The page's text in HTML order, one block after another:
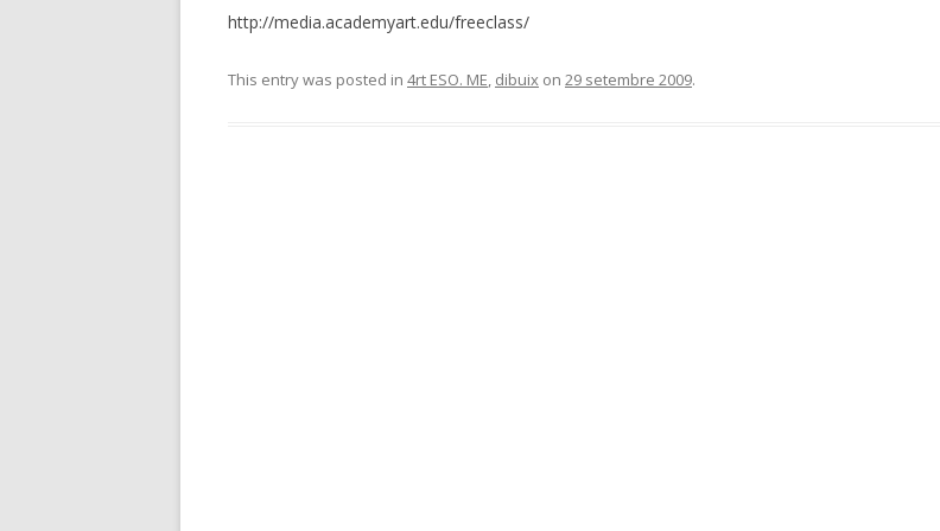
http://media.academyart.edu/freeclass/
This entry was posted in 4rt ESO. ME, dibuix on 29 setembre 2009.